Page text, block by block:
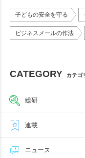
子どもの安全を守る
ビジネスメールの作法
CATEGORY カテゴ
総研
連載
ニュース